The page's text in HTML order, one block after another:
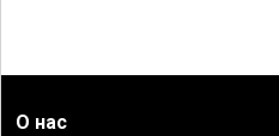
О нас